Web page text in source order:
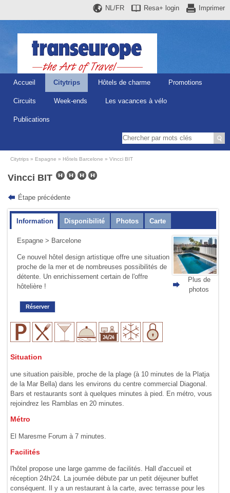
Imprimer
Resa+ login
NL/FR
Accueil Citytrips Hôtels de charme Promotions
Circuits Week-ends Les vacances à vélo
Publications
Citytrips Espagne Hôtels Barcelone Vincci BIT
Vincci BIT
Étape précédente
Information Disponibilité Photos Carte
Espagne > Barcelone
Ce nouvel hôtel design artistique offre une situation
proche de la mer et de nombreuses possibilités de
détente. Un enrichissement certain de l'offre
hôtelière !
Réserver
Plus de
photos
Situation
une situation paisible, proche de la plage (à 10 minutes de la Platja
de la Mar Bella) dans les environs du centre commercial Diagonal.
Bars et restaurants sont à quelques minutes à pied. En métro, vous
rejoindrez les Ramblas en 20 minutes.
Métro
El Maresme Forum à 7 minutes.
Facilités
l'hôtel propose une large gamme de facilités. Hall d'accueil et
réception 24h/24. La journée débute par un petit déjeuner buffet
conséquent. Il y a un restaurant à la carte, avec terrasse pour les